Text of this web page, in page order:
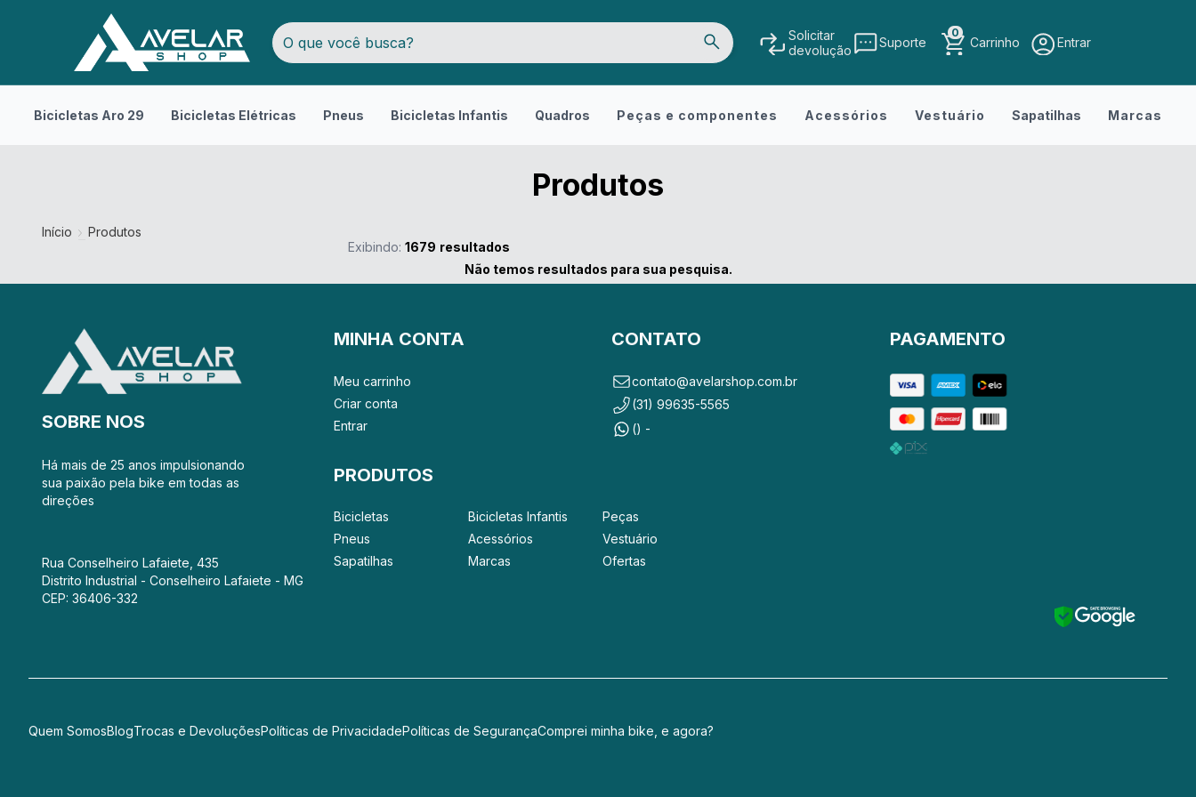
Solicitar
devolução
Suporte Carrinho
0
Entrar
Bicicletas Aro 29 Bicicletas Elétricas Pneus Bicicletas Infantis Quadros Peças e componentes Acessórios Vestuário Sapatilhas Marcas
Produtos
Início
Produtos
Exibindo: 1679 resultados
Não temos resultados para sua pesquisa.
SOBRE NOS
Há mais de 25 anos impulsionando
sua paixão pela bike em todas as
direções
Rua Conselheiro Lafaiete, 435
Distrito Industrial - Conselheiro Lafaiete - MG
CEP: 36406-332
MINHA CONTA
Meu carrinho
Criar conta
Entrar
CONTATO
contato@avelarshop.com.br
(31) 99635-5565
() -
PAGAMENTO
PRODUTOS
Bicicletas
Pneus
Sapatilhas
Bicicletas Infantis
Acessórios
Marcas
Peças
Vestuário
Ofertas
Quem SomosBlogTrocas e DevoluçõesPolíticas de PrivacidadePolíticas de SegurançaComprei minha bike, e agora?